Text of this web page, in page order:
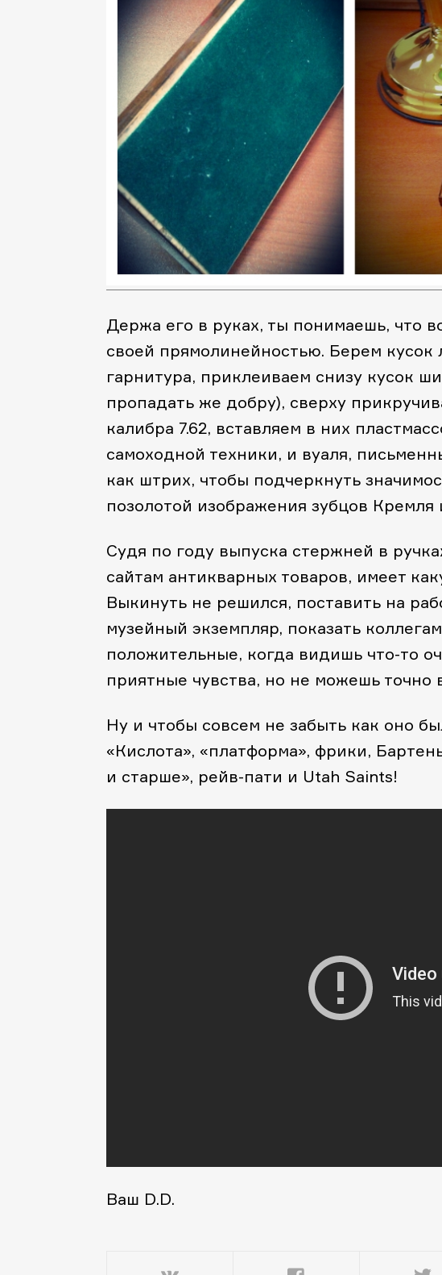
Держа его в руках, ты понимаешь, что
своей прямолинейностью. Берем
гарнитура, приклеиваем снизу кусок
пропадать же добру), сверху
калибра 7.62, вставляем в них
самоходной техники, и вуаля,
как штрих, чтобы подчеркнуть
позолотой изображения зубцов
Судя по году выпуска стержней в
сайтам антикварных товаров, имеет
Выкинуть не решился, поставить на
музейный экземпляр, показать
положительные, когда видишь что-то
приятные чувства, но не можешь точно
Ну и чтобы совсем не забыть как оно
«Кислота», «платформа», фрики,
и старше», рейв-пати и Utah Saints!
Ваш D.D.